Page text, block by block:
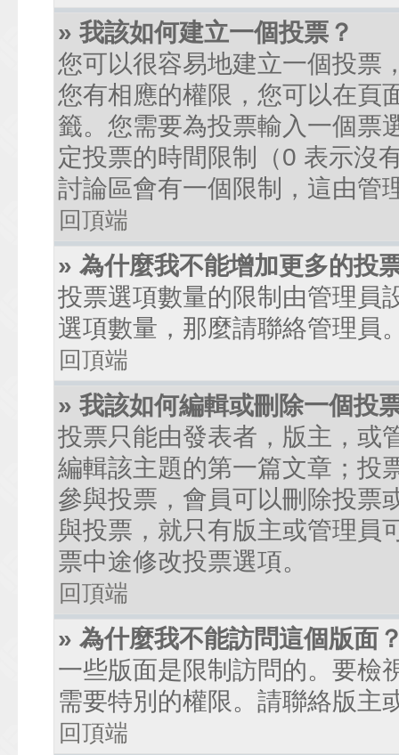
» 我該如何建立一個投票？
您可以很容易地建立一個投票
您有相應的權限，您可以在頁
籤。您需要為投票輸入一個票
定投票的時間限制（0 表示沒
討論區會有一個限制，這由管
回頂端
» 為什麼我不能增加更多的投
投票選項數量的限制由管理員
選項數量，那麼請聯絡管理員
回頂端
» 我該如何編輯或刪除一個投
投票只能由發表者，版主，或
編輯該主題的第一篇文章；投
參與投票，會員可以刪除投票
與投票，就只有版主或管理員
票中途修改投票選項。
回頂端
» 為什麼我不能訪問這個版面
一些版面是限制訪問的。要檢
需要特別的權限。請聯絡版主
回頂端